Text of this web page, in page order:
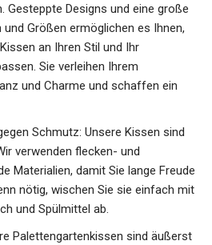
Gesteppte Designs und eine große
und Größen ermöglichen es Ihnen,
an Ihren Stil und Ihr
Sie verleihen Ihrem
und Charme und schaffen ein
Schmutz: Unsere Kissen sind
verwenden flecken- und
Materialien, damit Sie lange Freude
nötig, wischen Sie sie einfach mit
und Spülmittel ab.
Palettengartenkissen sind äußerst